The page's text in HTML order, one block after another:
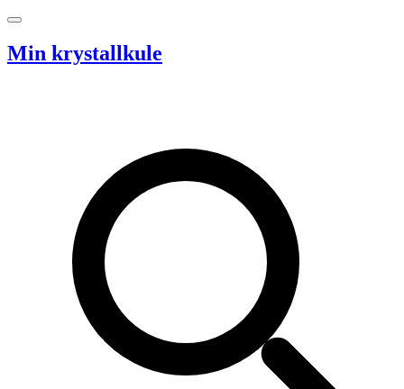
Hopp til innhold
Min krystallkule